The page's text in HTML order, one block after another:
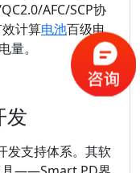
AFC/SCP协
计算电池百级电
量。
发
发支持体系。其软